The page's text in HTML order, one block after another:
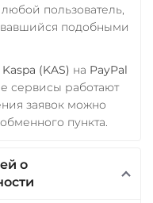
пользователь,
подобными
Kaspa (KAS) на PayPal
сервисы работают
заявок можно
пункта.
о